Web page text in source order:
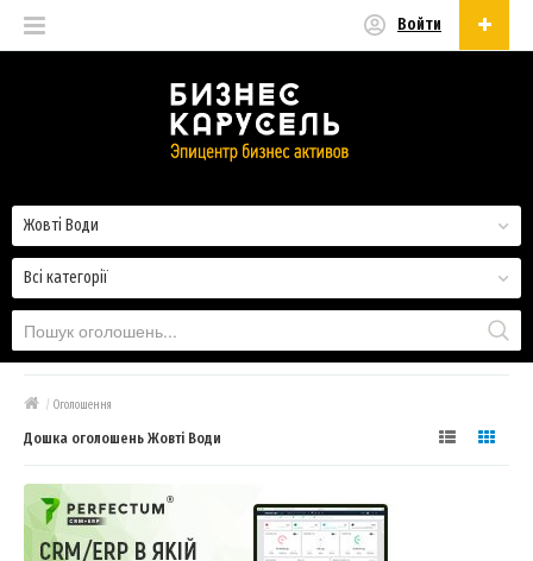
Войти
Всі категорії
Жовті Води
/ Оголошення
Дошка оголошень Жовті Води